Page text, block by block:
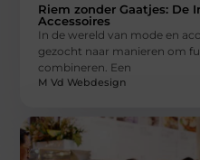
Riem zonder Gaatjes: De
Accessoires
In de wereld van mode en
gezocht naar manieren om
combineren. Een
M Vd Webdesign